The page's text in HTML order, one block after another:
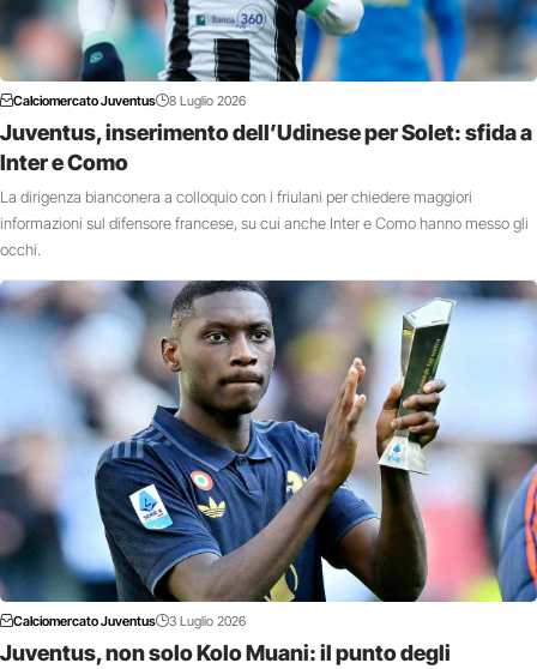
Calciomercato Juventus 8 Luglio 2026
Juventus, inserimento dell’Udinese per Solet: sfida a
Inter e Como
La dirigenza bianconera a colloquio con i friulani per chiedere maggiori
informazioni sul difensore francese, su cui anche Inter e Como hanno messo gli
occhi.
Calciomercato Juventus 3 Luglio 2026
Juventus, non solo Kolo Muani: il punto degli